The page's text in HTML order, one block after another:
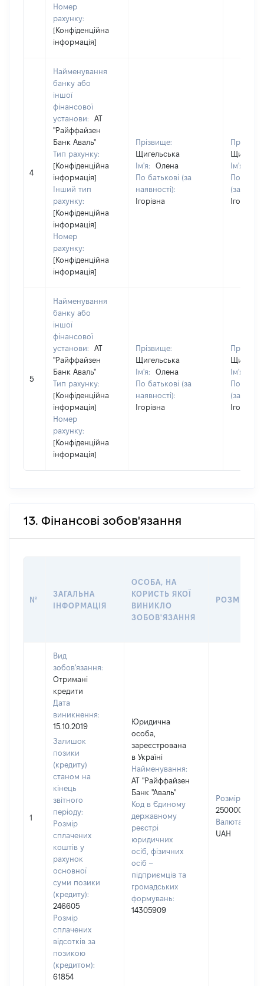
Номер
рахунку:
[Конфіденційна
інформація]
4
Найменування
банку або
іншої
фінансової
установи:
АТ
"Райффайзен
Банк Аваль"
Тип рахунку:
[Конфіденційна
інформація]
Інший тип
рахунку:
[Конфіденційна
інформація]
Номер
рахунку:
[Конфіденційна
інформація]
Прізвище:
Щигельська
Ім'я:
Олена
По батькові (за
наявності):
Ігорівна
Ім'я:
По
(за
Ігорівна
5
Найменування
банку або
іншої
фінансової
установи:
АТ
"Райффайзен
Банк Аваль"
Тип рахунку:
[Конфіденційна
інформація]
Номер
рахунку:
[Конфіденційна
інформація]
Прізвище:
Щигельська
Ім'я:
Олена
По батькові (за
наявності):
Ігорівна
Ім'я:
По
(за
Ігорівна
13. Фінансові зобов'язання
№
ЗАГАЛЬНА
ІНФОРМАЦІЯ
ОСОБА, НА
КОРИСТЬ ЯКОЇ
ВИНИКЛО
ЗОБОВ'ЯЗАННЯ
РОЗМІР
1
Вид
зобов'язання:
Отримані
кредити
Дата
виникнення:
15.10.2019
Залишок
позики
(кредиту)
станом на
кінець
звітного
періоду:
Розмір
сплачених
коштів у
рахунок
основної
суми позики
(кредиту):
246605
Розмір
сплачених
відсотків за
позикою
(кредитом):
61854
Юридична
особа,
зареєстрована
в Україні
Найменування:
АТ "Райффайзен
Банк "Аваль"
Код в Єдиному
державному
реєстрі
юридичних
осіб, фізичних
осіб –
підприємців та
громадських
формувань:
14305909
Розмір:
250000
Валюта:
UAH